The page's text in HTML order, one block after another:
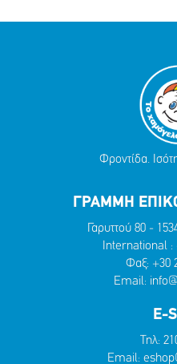
Φροντίδα.
ΓΡΑΜΜΗ
Γαρυττού 80 -
International :
Φαξ: +30
Email:
E-
Τηλ:
Email: